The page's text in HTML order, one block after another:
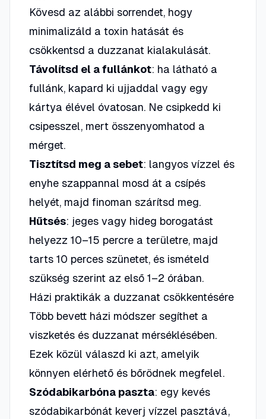
Kövesd az alábbi sorrendet, hogy
minimalizáld a toxin hatását és
csökkentsd a duzzanat kialakulását.
Távolítsd el a fullánkot: ha látható a
fullánk, kapard ki ujjaddal vagy egy
kártya élével óvatosan. Ne csipkedd ki
csipesszel, mert összenyomhatod a
mérget.
Tisztítsd meg a sebet: langyos vízzel és
enyhe szappannal mosd át a csípés
helyét, majd finoman szárítsd meg.
Hűtsés: jeges vagy hideg borogatást
helyezz 10–15 percre a területre, majd
tarts 10 perces szünetet, és ismételd
szükség szerint az első 1–2 órában.
Házi praktikák a duzzanat csökkentésére
Több bevett házi módszer segíthet a
viszketés és duzzanat mérséklésében.
Ezek közül válaszd ki azt, amelyik
könnyen elérhető és bőrödnek megfelel.
Szódabikarbóna paszta: egy kevés
szódabikarbónát keverj vízzel pasztává,